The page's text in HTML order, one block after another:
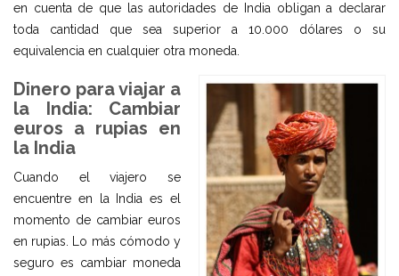
en cuenta de que las autoridades de India obligan a declarar
toda cantidad que sea superior a 10.000 dólares o su
equivalencia en cualquier otra moneda.
Dinero para viajar a
la India: Cambiar
euros a rupias en
la India
Cuando el viajero se
encuentre en la India es el
momento de cambiar euros
en rupias. Lo más cómodo y
seguro es cambiar moneda